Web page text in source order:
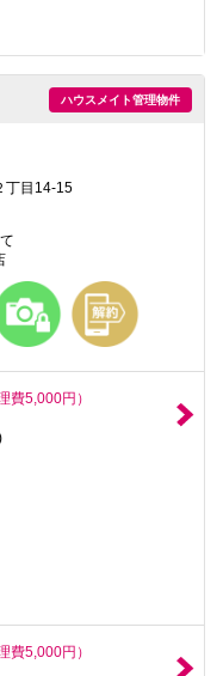
ハウスメイト管理物件
丁目14-15
費5,000円）
費5,000円）